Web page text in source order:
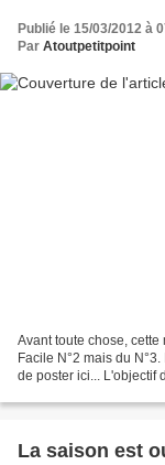
Publié le 15/03/2012 à
Par Atoutpetitpoint
Avant toute chose,
Facile N°2 mais du
de poster ici... L'objectif
La saison est